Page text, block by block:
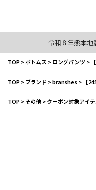
令和８年熊本地
TOP>ボトムス >ロングパンツ >
TOP>ブランド >branshes> 【
TOP>その他>クーポン対象アイテ